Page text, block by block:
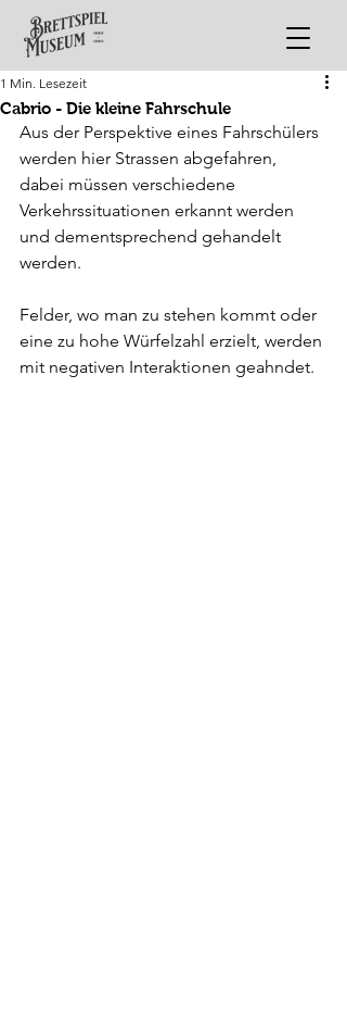
Cabrio - Die kleine Fahrschule
1 Min. Lesezeit
Aus der Perspektive eines Fahrschülers
werden hier Strassen abgefahren,
dabei müssen verschiedene
Verkehrssituationen erkannt werden
und dementsprechend gehandelt
werden.
Felder, wo man zu stehen kommt oder
eine zu hohe Würfelzahl erzielt, werden
mit negativen Interaktionen geahndet.